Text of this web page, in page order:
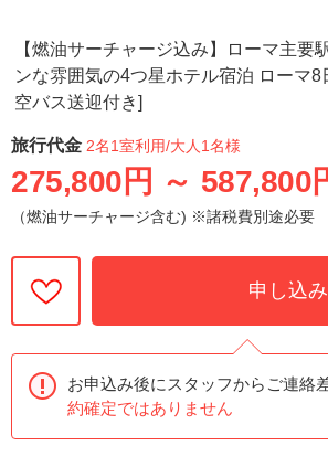
【燃油サーチャージ込み】ローマ主要
ンな雰囲気の4つ星ホテル宿泊 ローマ
空バス送迎付き]
旅行代金 2名1室利用/大人1名様
275,800円 ～ 587,800
（燃油サーチャージ含む) ※諸税費別途必要
申し込み
お申込み後にスタッフからご連絡
約確定ではありません